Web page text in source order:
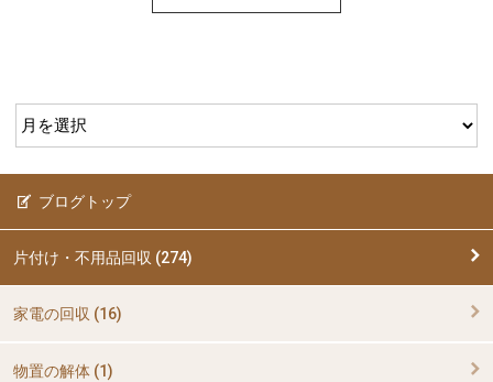
ブログトップ
片付け・不用品回収 (274)
家電の回収 (16)
物置の解体 (1)